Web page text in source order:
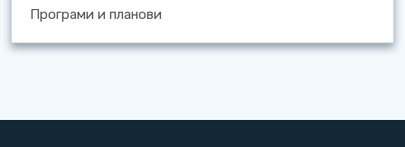
Програми и планови